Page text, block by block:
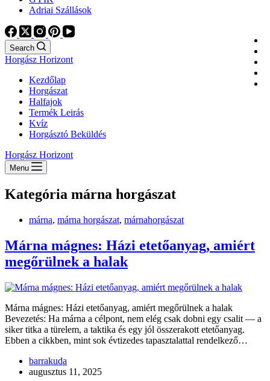
Adriai Szállások
Search
Horgász Horizont
Kezdőlap
Horgászat
Halfajok
Termék Leirás
Kvíz
Horgásztó Beküldés
Horgász Horizont
Menu
Kategória márna horgászat
márna, márna horgászat, márnahorgászat
Márna mágnes: Házi etetőanyag, amiért
megőrülnek a halak
Márna mágnes: Házi etetőanyag, amiért megőrülnek a halak
Bevezetés: Ha márna a célpont, nem elég csak dobni egy csalit — a
siker titka a türelem, a taktika és egy jól összerakott etetőanyag.
Ebben a cikkben, mint sok évtizedes tapasztalattal rendelkező…
barrakuda
augusztus 11, 2025